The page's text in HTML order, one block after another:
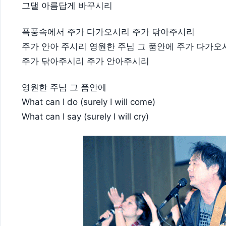
그댈 아름답게 바꾸시리
폭풍속에서 주가 다가오시리 주가 닦아주시리
주가 안아 주시리 영원한 주님 그 품안에 주가 다가오
주가 닦아주시리 주가 안아주시리
영원한 주님 그 품안에
What can I do (surely I will come)
What can I say (surely I will cry)